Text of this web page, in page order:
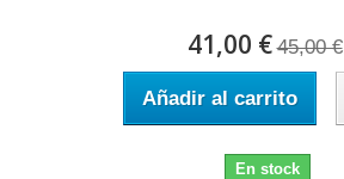
41,00 € 45,00 €
Añadir al carrito
En stock